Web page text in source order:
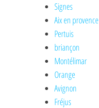
Signes
Aix en provence
Pertuis
briançon
Montélimar
Orange
Avignon
Fréjus